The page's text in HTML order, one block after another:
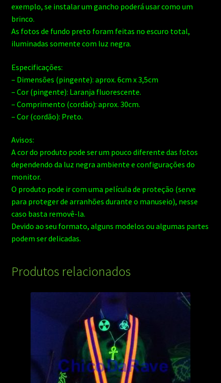
exemplo, se instalar um gancho poderá usar como um
brinco.
As fotos de fundo preto foram feitas no escuro total,
iluminadas somente com luz negra.
Especificações:
– Dimensões (pingente): aprox. 6cm x 3,5cm
– Cor (pingente): Laranja fluorescente.
– Comprimento (cordão): aprox. 30cm.
– Cor (cordão): Preto.
Avisos:
A cor do produto pode ser um pouco diferente das fotos
dependendo da luz negra ambiente e configurações do
monitor.
O produto pode ir com uma película de proteção (serve
para proteger de arranhões durante o manuseio), nesse
caso basta removê-la.
Devido ao seu formato, alguns modelos ou algumas partes
podem ser delicadas.
Produtos relacionados